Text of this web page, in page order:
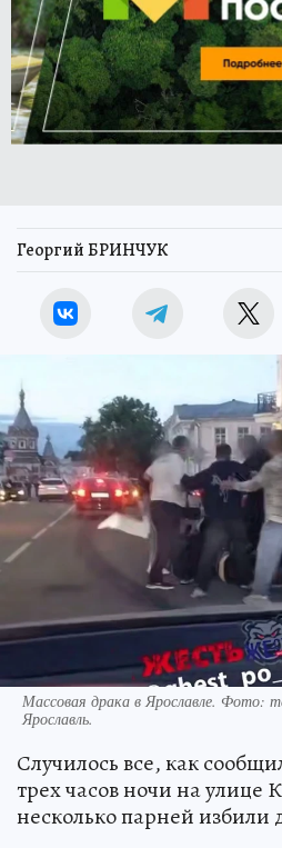
Георгий БРИНЧУК
Массовая драка в Ярославле. Фото:
Ярославль.
Случилось все, как
трех часов ночи на улице
несколько парней избили